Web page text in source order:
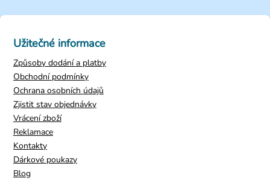
Užitečné informace
Způsoby dodání a platby
Obchodní podmínky
Ochrana osobních údajů
Zjistit stav objednávky
Vrácení zboží
Reklamace
Kontakty
Dárkové poukazy
Blog